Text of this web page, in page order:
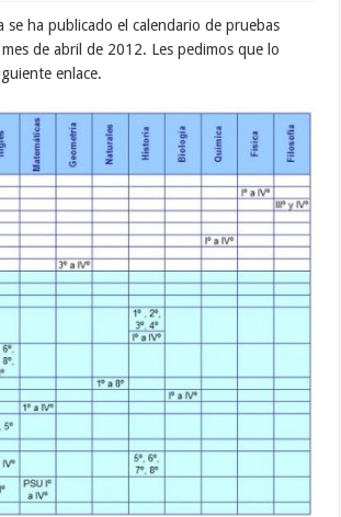
se ha publicado el calendario de pruebas
de abril de 2012. Les pedimos que lo
enlace.